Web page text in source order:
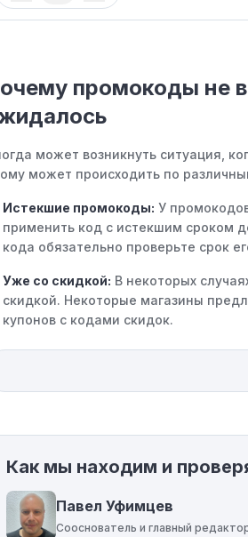
промокоды не
может возникнуть ситуация,
может происходить по
Истекшие промокоды: У
применить код с истекшим сроком
кода обязательно проверьте срок
Уже со скидкой: В некоторых
скидкой. Некоторые магазины
купонов с кодами скидок.
Ограничения на использование
только на определенные товары,
код к товару, не соответствующему
соответствует указанному порогу,
Географические ограничения:
определенными местами или
Как мы находим и
Павел Уфимцев
Сооснователь и главный